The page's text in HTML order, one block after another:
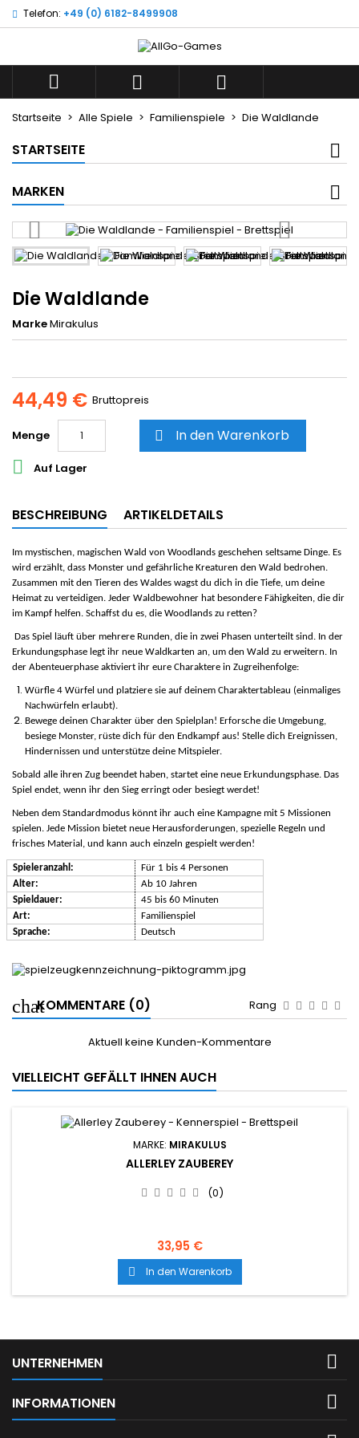
Telefon: +49 (0) 6182-8499908
  
Startseite Alle Spiele Familienspiele Die Waldlande
STARTSEITE
MARKEN
Die Waldlande
MarkeMirakulus
44,49 € Bruttopreis
Menge  In den Warenkorb
 Auf Lager
BESCHREIBUNG ARTIKELDETAILS
Im mystischen, magischen Wald von Woodlands geschehen seltsame Dinge. Es
wird erzählt, dass Monster und gefährliche Kreaturen den Wald bedrohen.
Zusammen mit den Tieren des Waldes wagst du dich in die Tiefe, um deine
Heimat zu verteidigen. Jeder Waldbewohner hat besondere Fähigkeiten, die dir
im Kampf helfen. Schaffst du es, die Woodlands zu retten?
Das Spiel läuft über mehrere Runden, die in zwei Phasen unterteilt sind. In der
Erkundungsphase legt ihr neue Waldkarten an, um den Wald zu erweitern. In
der Abenteuerphase aktiviert ihr eure Charaktere in Zugreihenfolge:
Würfle 4 Würfel und platziere sie auf deinem Charaktertableau (einmaliges
Nachwürfeln erlaubt).
Bewege deinen Charakter über den Spielplan! Erforsche die Umgebung,
besiege Monster, rüste dich für den Endkampf aus! Stelle dich Ereignissen,
Hindernissen und unterstütze deine Mitspieler.
Sobald alle ihren Zug beendet haben, startet eine neue Erkundungsphase. Das
Spiel endet, wenn ihr den Sieg erringt oder besiegt werdet!
Neben dem Standardmodus könnt ihr auch eine Kampagne mit 5 Missionen
spielen. Jede Mission bietet neue Herausforderungen, spezielle Regeln und
frisches Material, und kann auch einzeln gespielt werden!
Spieleranzahl:
Für 1 bis 4 Personen
Alter:
Ab 10 Jahren
Spieldauer:
45 bis 60 Minuten
Art:
Familienspiel
Sprache:
Deutsch
KOMMENTARE (0) Rang
Aktuell keine Kunden-Kommentare
VIELLEICHT GEFÄLLT IHNEN AUCH
MARKE: MIRAKULUS
ALLERLEY ZAUBEREY
(0)
33,95 €
 In den Warenkorb
UNTERNEHMEN 
INFORMATIONEN 
Wunschliste ×
add_circle_outline
Neue Liste anlegen
((title)) ×
((label))
Anmelden ×
Sie müssen angemeldet sein, um Artikel Ihrer
Wunschliste hinzufügen zu können.